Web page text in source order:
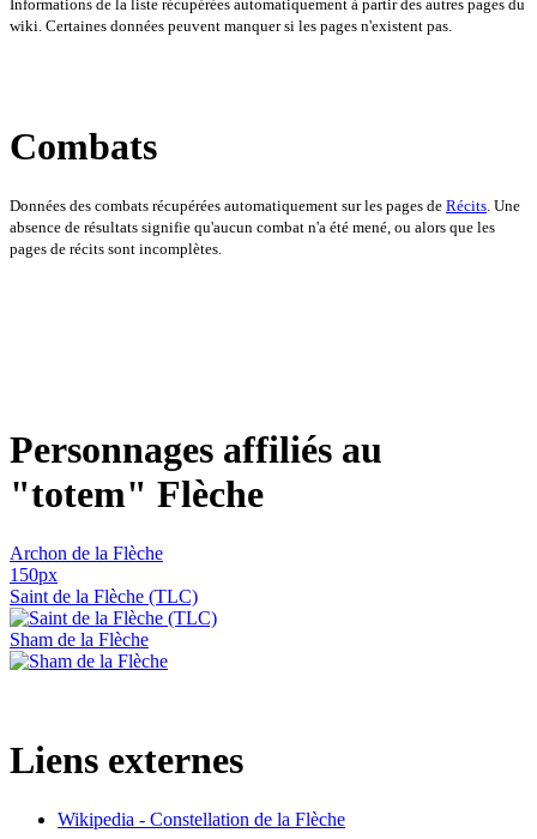
Informations de la liste récupérées automatiquement à partir des autres pages du
wiki. Certaines données peuvent manquer si les pages n'existent pas.
Combats
Données des combats récupérées automatiquement sur les pages de Récits. Une
absence de résultats signifie qu'aucun combat n'a été mené, ou alors que les
pages de récits sont incomplètes.
Personnages affiliés au
"totem" Flèche
Archon de la Flèche
150px
Saint de la Flèche (TLC)
Sham de la Flèche
Liens externes
Wikipedia - Constellation de la Flèche